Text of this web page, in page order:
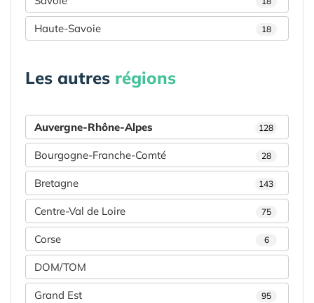
Haute-Savoie 18
Les autres régions
Auvergne-Rhône-Alpes 128
Bourgogne-Franche-Comté 28
Bretagne 143
Centre-Val de Loire 75
Corse 6
DOM/TOM
Grand Est 95